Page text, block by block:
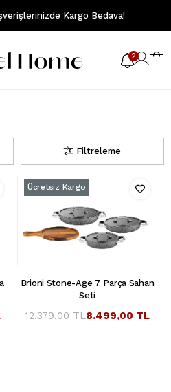
Kargo Bedava!
2
Filtreleme
Brioni Stone-Age 7 Parça Sahan
Seti
8.499,00 TL
12.379,00 TL
Ücretsiz Kargo